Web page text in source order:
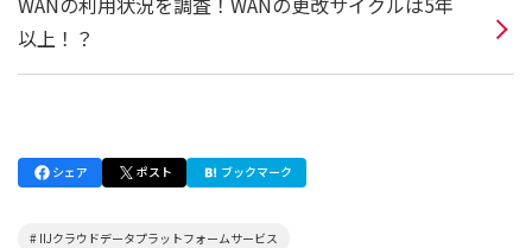
以上！？
シェア ポスト ブックマーク
# IIJクラウドデータプラットフォームサービス